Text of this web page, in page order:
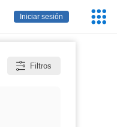
Iniciar sesión
Filtros